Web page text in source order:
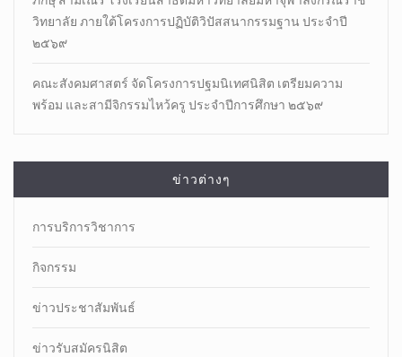
วิทยาลัย ภายใต้โครงการปฏิบัติวิปัสสนากรรมฐาน ประจำปี
๒๕๖๙
คณะสังคมศาสตร์ จัดโครงการปฐมนิเทศนิสิต เตรียมความ
พร้อม และสามีจิกรรมไหว้ครู ประจำปีการศึกษา ๒๕๖๙
ข่าวต่างๆ
การบริการวิชาการ
กิจกรรม
ข่าวประชาสัมพันธ์
ข่าวรับสมัครนิสิต